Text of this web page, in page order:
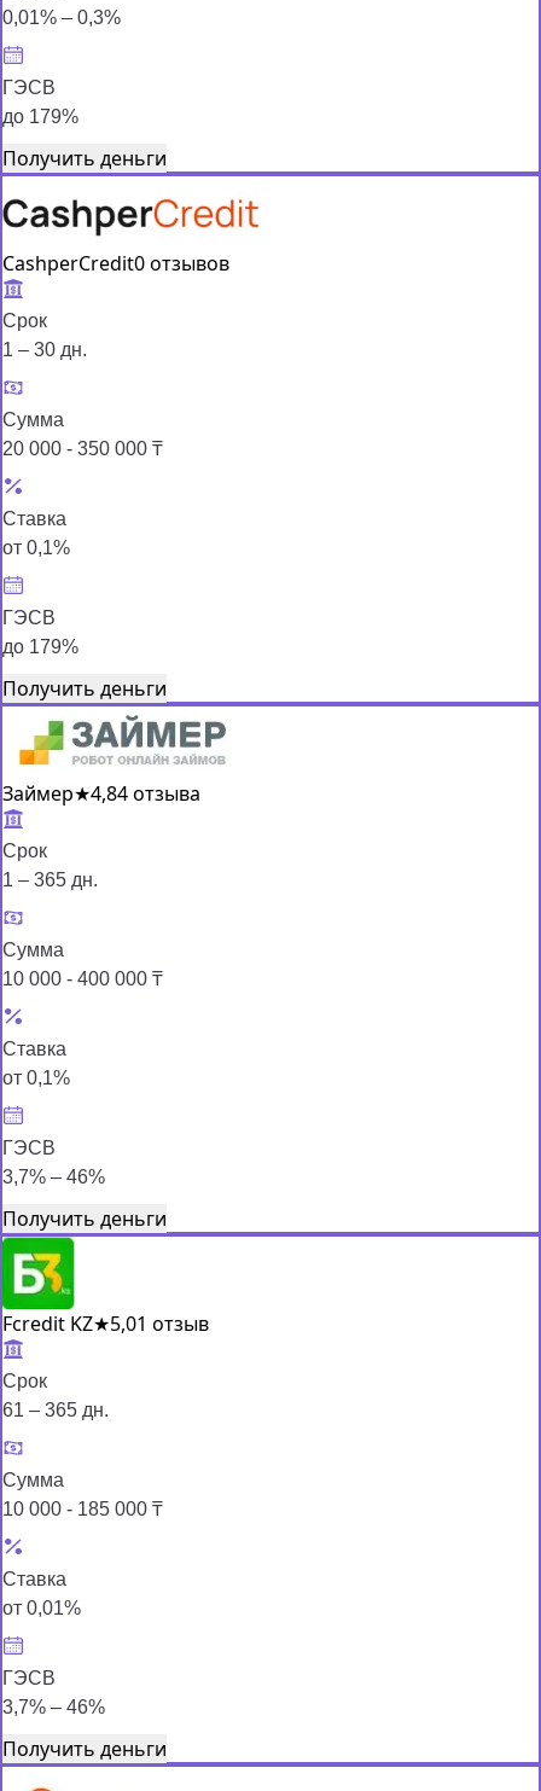
0,01% – 0,3%
ГЭСВ
до 179%
Получить деньги
CashperCredit0 отзывов
Срок
1 – 30 дн.
Сумма
20 000 - 350 000 ₸
Ставка
от 0,1%
ГЭСВ
до 179%
Получить деньги
Займер★4,84 отзыва
Срок
1 – 365 дн.
Сумма
10 000 - 400 000 ₸
Ставка
от 0,1%
ГЭСВ
3,7% – 46%
Получить деньги
Fcredit KZ★5,01 отзыв
Срок
61 – 365 дн.
Сумма
10 000 - 185 000 ₸
Ставка
от 0,01%
ГЭСВ
3,7% – 46%
Получить деньги